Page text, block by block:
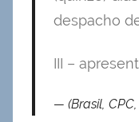
despacho
III –
(Brasil, CPC,